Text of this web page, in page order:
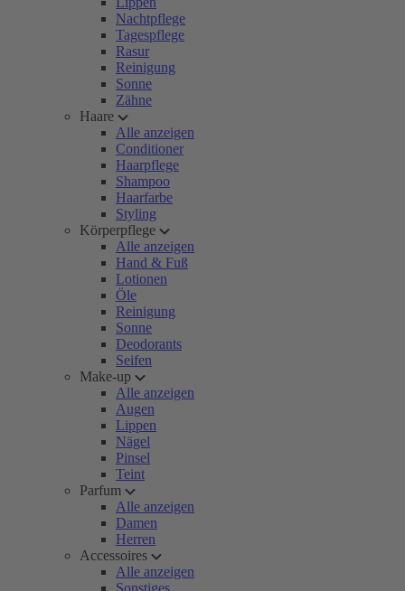
Nachtpflege
Tagespflege
Rasur
Reinigung
Sonne
Zähne
Haare
Alle anzeigen
Conditioner
Haarpflege
Shampoo
Haarfarbe
Styling
Körperpflege
Alle anzeigen
Hand & Fuß
Lotionen
Öle
Reinigung
Sonne
Deodorants
Seifen
Make-up
Alle anzeigen
Augen
Lippen
Nägel
Pinsel
Teint
Parfum
Alle anzeigen
Damen
Herren
Accessoires
Alle anzeigen
Sonstiges